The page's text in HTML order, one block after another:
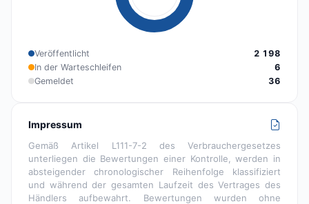
Veröffentlicht
2 198
In der Warteschleifen
6
Gemeldet
36
Impressum
Gemäß Artikel L111-7-2 des Verbrauchergesetzes
unterliegen die Bewertungen einer Kontrolle, werden in
absteigender chronologischer Reihenfolge klassifiziert
und während der gesamten Laufzeit des Vertrages des
Händlers aufbewahrt. Bewertungen wurden ohne